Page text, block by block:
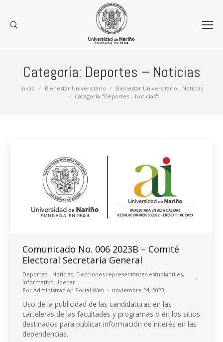
Categoría: Deportes – Noticias
Estás aquí:
Inicio Bienestar Universitario
Bienestar Universitario - Noticias
Categoría "Deportes – Noticias"
Comunicado No. 006 2023B – Comité
Electoral Secretaría General
Deportes - Noticias, Elecciones representantes estudiantiles,
Informativo Udenar
Por Administración Portal Web noviembre 24, 2023
Uso de la publicidad de las candidaturas en las
carteleras de las facultades y programas o en los sitios
destinados para publicar información de interés en las
dependencias.